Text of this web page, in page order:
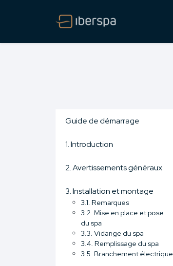
Guide de démarrage
1. Introduction
2. Avertissements généraux
3. Installation et montage
3.1. Remarques
3.2. Mise en place et pose
du spa
3.3. Vidange du spa
3.4. Remplissage du spa
3.5. Branchement électrique